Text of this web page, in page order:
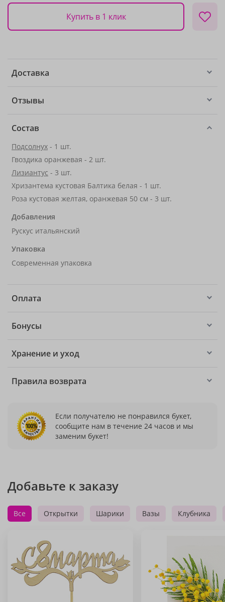
Купить в 1 клик
Доставка
Отзывы
Состав
Подсолнух - 1 шт.
Гвоздика оранжевая - 2 шт.
Лизиантус - 3 шт.
Хризантема кустовая Балтика белая - 1 шт.
Роза кустовая желтая, оранжевая 50 см - 3 шт.
Добавления
Рускус итальянский
Упаковка
Современная упаковка
Оплата
Бонусы
Хранение и уход
Правила возврата
Если получателю не понравился букет,
сообщите нам в течение 24 часов и мы
заменим букет!
Добавьте к заказу
Все Открытки Шарики Вазы Клубника